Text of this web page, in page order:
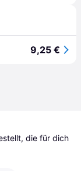
9,25 €
die für dich